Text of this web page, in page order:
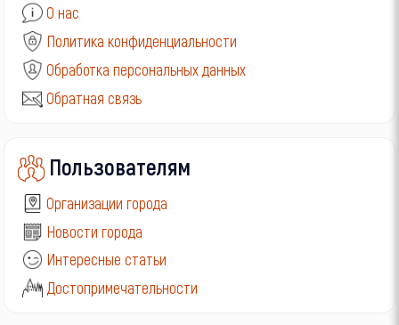
О нас
Политика конфиденциальности
Обработка персональных данных
Обратная связь
Пользователям
Организации города
Новости города
Интересные статьи
Достопримечательности